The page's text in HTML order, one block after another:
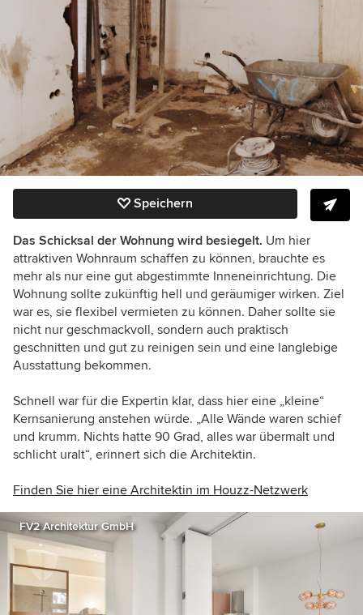
Speichern
Das Schicksal der Wohnung wird besiegelt. Um hier
attraktiven Wohnraum schaffen zu können, brauchte es
mehr als nur eine gut abgestimmte Inneneinrichtung. Die
Wohnung sollte zukünftig hell und geräumiger wirken. Ziel
war es, sie flexibel vermieten zu können. Daher sollte sie
nicht nur geschmackvoll, sondern auch praktisch
geschnitten und gut zu reinigen sein und eine langlebige
Ausstattung bekommen.
Schnell war für die Expertin klar, dass hier eine „kleine“
Kernsanierung anstehen würde. „Alle Wände waren schief
und krumm. Nichts hatte 90 Grad, alles war übermalt und
schlicht uralt“, erinnert sich die Architektin.
Finden Sie hier eine Architektin im Houzz-Netzwerk
FV2 Architektur GmbH